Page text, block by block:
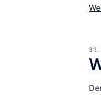
31.